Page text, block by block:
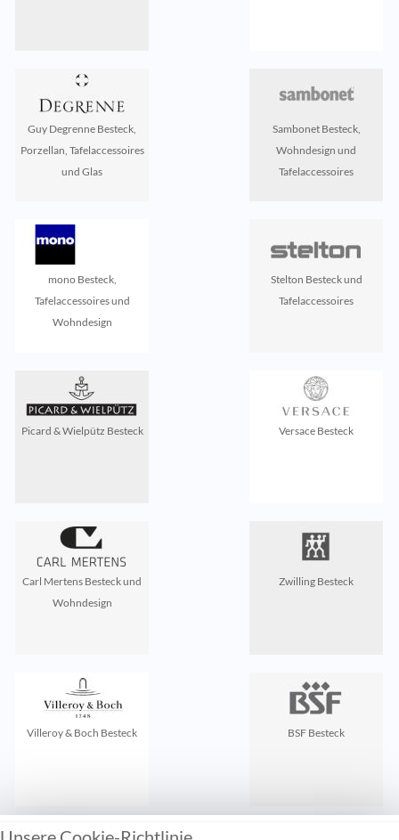
Guy Degrenne Besteck,
Porzellan, Tafelaccessoires
und Glas
Sambonet Besteck,
Wohndesign und
Tafelaccessoires
mono Besteck,
Tafelaccessoires und
Wohndesign
Stelton Besteck und
Tafelaccessoires
Picard & Wielpütz Besteck Versace Besteck
Carl Mertens Besteck und
Wohndesign
Zwilling Besteck
Villeroy & Boch Besteck BSF Besteck
Zuletzt gesehen: